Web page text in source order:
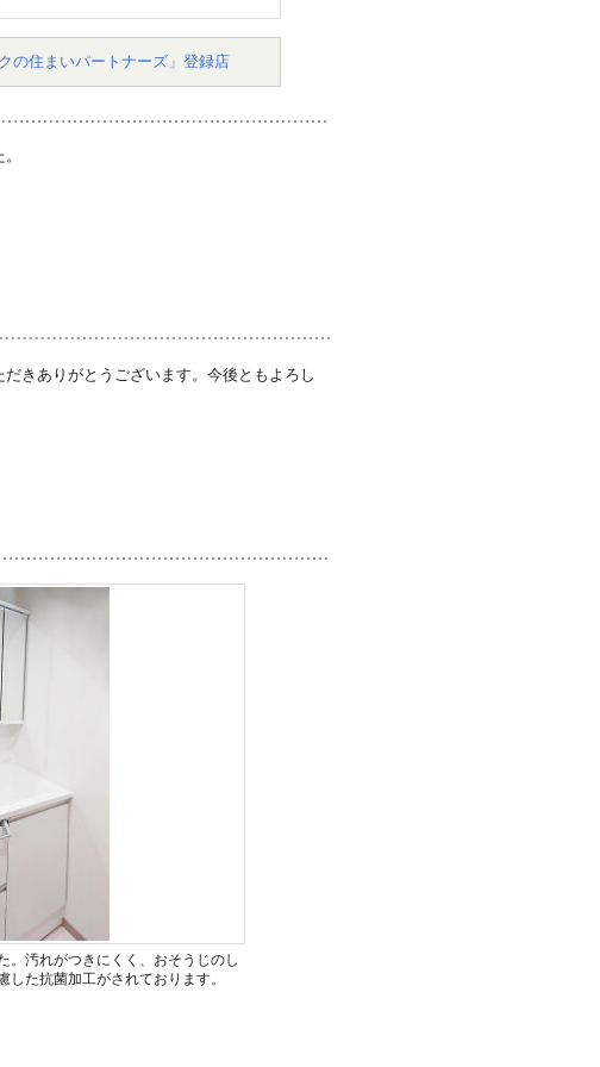
の住まいパートナーズ」登録店
きありがとうございます。今後ともよろし
。汚れがつきにくく、おそうじのし
た抗菌加工がされております。